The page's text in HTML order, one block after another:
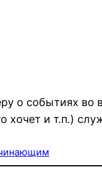
о событиях во
хочет и т.п.)